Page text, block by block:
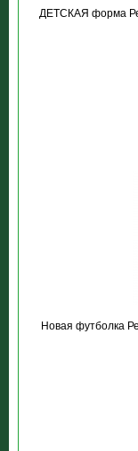
ДЕТСКАЯ форма
Новая футболка